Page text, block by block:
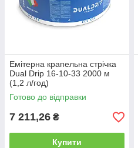
Емітерна крапельна стрічка
Dual Drip 16-10-33 2000 м
(1,2 л/год)
Готово до відправки
7 211,26 ₴
Купити